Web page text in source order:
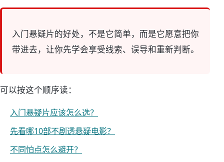
入门悬疑片的好处，不是它简单，而是它愿意把你
带进去，让你先学会享受线索、误导和重新判断。
可以按这个顺序读：
入门悬疑片应该怎么选？
先看哪10部不剧透悬疑电影？
不同怕点怎么避开？